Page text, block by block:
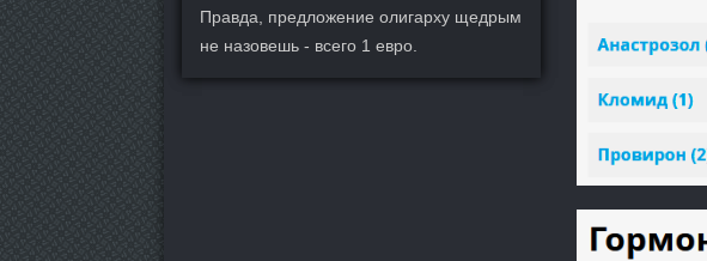
Правда, предложение олигарху щедрым
не назовешь - всего 1 евро.